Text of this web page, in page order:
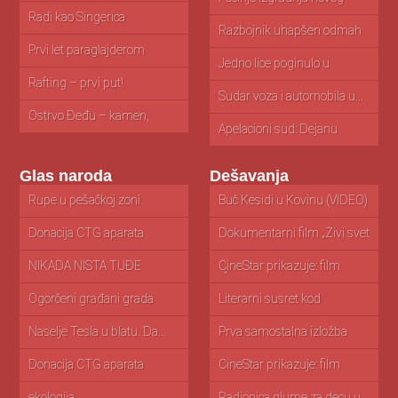
Radi kao Singerica
Prvi let paraglajderom
Rafting – prvi put!
Ostrvo Đeđu – kamen,
mandarine...
zatvora u...
Razbojnik uhapšen odmah
nakon pljačke...
Jedno lice poginulo u
nesreći...
Sudar voza i automobila u...
Apelacioni sud: Dejanu
Simeunoviću godinu...
Glas naroda
Rupe u pešačkoj zoni
Donacija CTG aparata
porodilištu u...
NIKADA NIŠTA TUĐE
NISAM UZEO...
Ogorčeni građani grada
Pančeva zbog...
Naselje Tesla u blatu. Da...
Donacija CTG aparata
Bolnici Pančevo
Da li radi otvoreni bazen?
Pančevački talenti posetili
izložbu posvećenu...
Pitanja
Dešavanja
Buč Kesidi u Kovinu (VIDEO)
Dokumentarni film „Živi svet
Vršačkih...
CineStar prikazuje: film
“Čovek iz...
Literarni susret kod
skulpture "Beogradski...
Prva samostalna izložba
crteža Lenke...
CineStar prikazuje: film
“Tajna svetionika”...